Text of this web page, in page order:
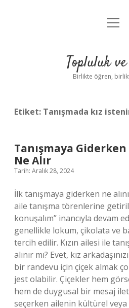
Anasayfa
Yasal
Topluluk
Birlikte öğren,
Etiket: Tanışmada kız
Tanışmaya
Ne Alır
Tarih: Aralık 28, 2024
İlk tanışmaya giderken ne
aile tanışma törenlerine
konuşalım” inancıyla devam
genellikle lokum, çikolata ve
tercih edilir. Kızın ailesi ile
alınır mı? Evet, kız
bir randevu için çiçek almak
jest olabilir. Çiçekler hem
hem de duygusal bir mesaj
seçerken ailenin kültürel